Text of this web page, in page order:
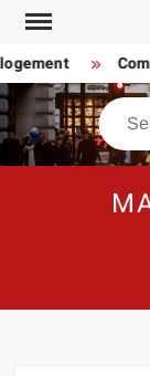
Skip
content